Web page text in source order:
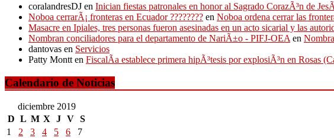
coralandresDJ en Inician fiestas patronales en honor al Sagrado CorazÃ³n de
Noboa cerrarÃ¡ fronteras en Ecuador ???????? en Noboa ordena cerrar las
Masacre en Ipiales, tres personas fueron asesinadas en un acto sicarial y las
Nombran conciliadores para el departamento de NariÃ±o - PIFJ-OEA en
dantovas en Servicios
Patty Montt en FiscalÃ­a establece primera hipÃ³tesis por explosiÃ³n en Rosas
Calendario de Noticias
diciembre 2019
D L M X J V S
1
2 3 4 5 6
7